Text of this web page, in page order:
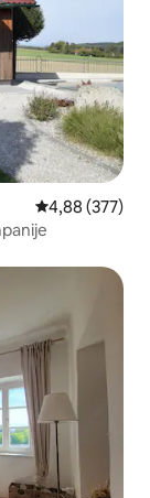
prosječna
4,88 (377)